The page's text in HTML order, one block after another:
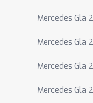
Mercedes Gla
Mercedes Gla
Mercedes Gla
Mercedes Gla